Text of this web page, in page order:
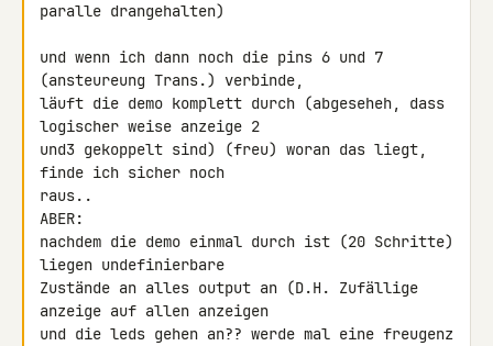
paralle drangehalten)
und wenn ich dann noch die pins 6 und 7
(ansteureung Trans.) verbinde,
läuft die demo komplett durch (abgeseheh, dass
logischer weise anzeige 2
und3 gekoppelt sind) (freu) woran das liegt,
finde ich sicher noch
raus..
ABER:
nachdem die demo einmal durch ist (20 Schritte)
liegen undefinierbare
Zustände an alles output an (D.H. Zufällige
anzeige auf allen anzeigen
und die leds gehen an?? werde mal eine freugenz